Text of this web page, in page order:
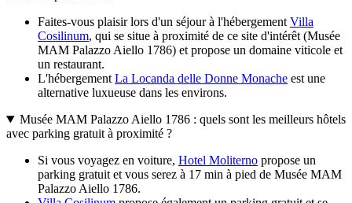
Faites-vous plaisir lors d'un séjour à l'hébergement Villa
Cosilinum, qui se situe à proximité de ce site d'intérêt (Musée
MAM Palazzo Aiello 1786) et propose un domaine viticole et
un restaurant.
L'hébergement La Locanda delle Donne Monache est une
alternative luxueuse dans les environs.
Musée MAM Palazzo Aiello 1786 : quels sont les meilleurs hôtels
avec parking gratuit à proximité ?
Si vous voyagez en voiture, Hotel Moliterno propose un
parking gratuit et vous serez à 17 min à pied de Musée MAM
Palazzo Aiello 1786.